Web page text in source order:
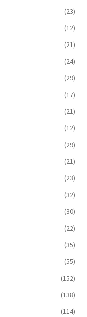
(23)
(12)
(21)
(24)
(29)
(17)
(21)
(12)
(29)
(21)
(23)
(32)
(30)
(22)
(35)
(55)
(152)
(138)
(114)